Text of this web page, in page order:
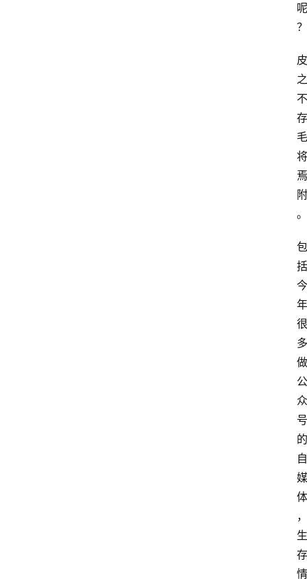
呢
？
皮
之
不
存
毛
将
焉
附
。
包
括
今
年
很
多
做
公
众
号
的
自
媒
体
，
生
存
情